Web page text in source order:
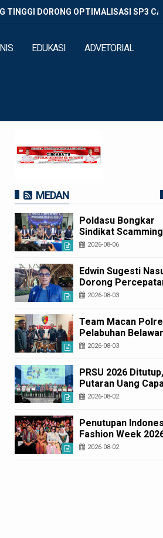
TINGGI DORONG OPTIMALISASI SP3
EDUKASI ADVETORIAL
MEDAN
Poldasu Bongkar
Sindikat Scamming
Internasional di
Korban Rugi Rp6,7
2026-08-06
Edwin Sugesti
Dorong
Perda PBG Guna
Layanan Cepat dan
Murah
2026-08-03
Team Macan
Pelabuhan
Amankan Tiga
Pasar 9
2026-08-03
PRSU 2026 Ditutup,
Putaran Uang
Miliar
2026-08-02
Penutupan
Fashion Week
Bobby Nasution:
2026-08-02